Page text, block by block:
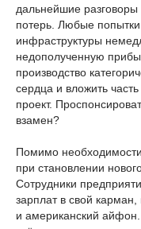
дальнейшие
потерь. Любые попытки
инфраструктуры
недополученную
производство
сердца и вложить
проект.
взамен?
Помимо
при становлении
Сотрудники
зарплат в свой
и американский айфон.